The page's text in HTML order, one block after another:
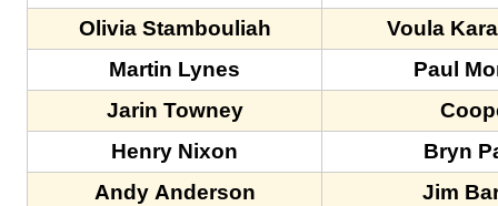
Olivia Stambouliah
Voula
Martin Lynes
Paul
Jarin Towney
Henry Nixon
Bryn
Andy Anderson
Jim